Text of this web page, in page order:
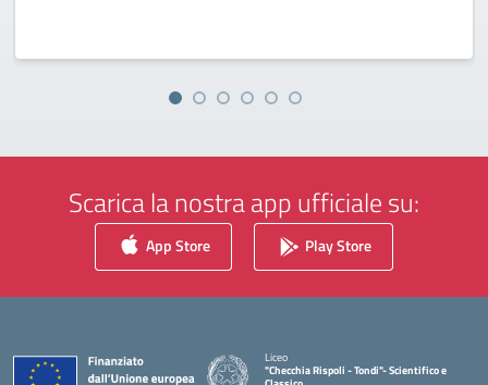
Scarica la nostra app ufficiale su:
App Store Play Store
Liceo
"Checchia Rispoli - Tondi"- Scientifico e